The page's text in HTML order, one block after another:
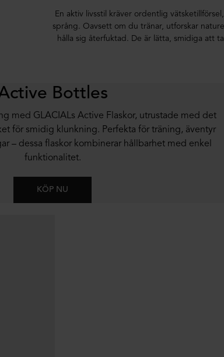
En aktiv livsstil kräver ordentlig
språng. Oavsett om du tränar, utforskar
hålla sig återfuktad. De är lätta, smidiga att
Bottles
med GLACIALs Active Flaskor, utrustade med det
för smidig klunkning. Perfekta för träning, äventyr
– dessa flaskor kombinerar hållbarhet med enkel
funktionalitet.
KÖP NU